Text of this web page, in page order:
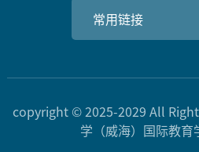
常用链接
copyright © 2025-2029 All
学（威海）国际教育